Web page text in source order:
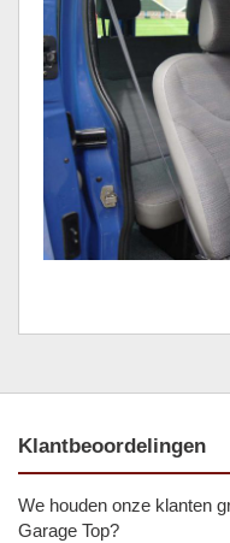
Klantbeoordelingen
We houden onze klanten
Garage Top?